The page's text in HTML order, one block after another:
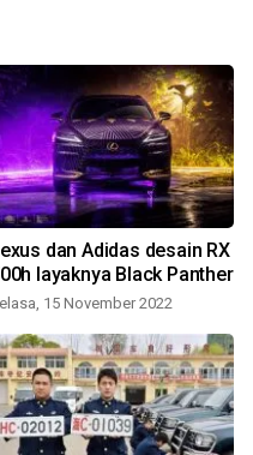
dan Adidas desain RX
layaknya Black Panther
15 November 2022